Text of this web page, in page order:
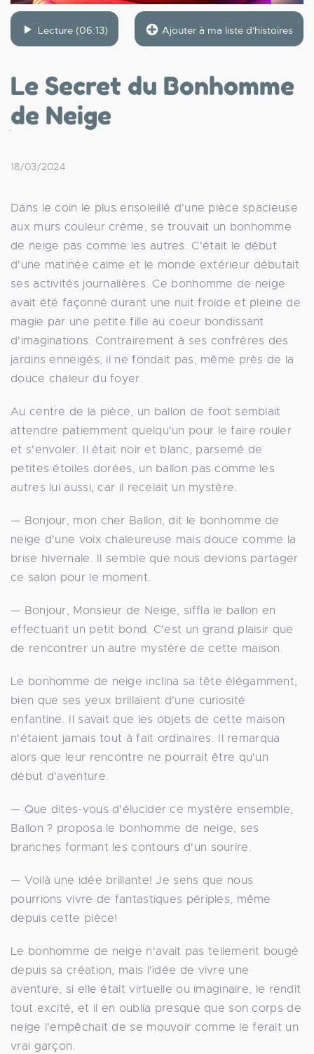
Lecture (06:13) Ajouter à ma liste d'histoires
Le Secret du Bonhomme
de Neige
18/03/2024
Dans le coin le plus ensoleillé d'une pièce spacieuse
aux murs couleur crème, se trouvait un bonhomme
de neige pas comme les autres. C'était le début
d'une matinée calme et le monde extérieur débutait
ses activités journalières. Ce bonhomme de neige
avait été façonné durant une nuit froide et pleine de
magie par une petite fille au coeur bondissant
d'imaginations. Contrairement à ses confrères des
jardins enneigés, il ne fondait pas, même près de la
douce chaleur du foyer.
Au centre de la pièce, un ballon de foot semblait
attendre patiemment quelqu'un pour le faire rouler
et s'envoler. Il était noir et blanc, parsemé de
petites étoiles dorées, un ballon pas comme les
autres lui aussi, car il recelait un mystère.
— Bonjour, mon cher Ballon, dit le bonhomme de
neige d'une voix chaleureuse mais douce comme la
brise hivernale. Il semble que nous devions partager
ce salon pour le moment.
— Bonjour, Monsieur de Neige, siffla le ballon en
effectuant un petit bond. C'est un grand plaisir que
de rencontrer un autre mystère de cette maison.
Le bonhomme de neige inclina sa tête élégamment,
bien que ses yeux brillaient d'une curiosité
enfantine. Il savait que les objets de cette maison
n'étaient jamais tout à fait ordinaires. Il remarqua
alors que leur rencontre ne pourrait être qu'un
début d'aventure.
— Que dites-vous d'élucider ce mystère ensemble,
Ballon ? proposa le bonhomme de neige, ses
branches formant les contours d'un sourire.
— Voilà une idée brillante! Je sens que nous
pourrions vivre de fantastiques périples, même
depuis cette pièce!
Le bonhomme de neige n'avait pas tellement bougé
depuis sa création, mais l'idée de vivre une
aventure, si elle était virtuelle ou imaginaire, le rendit
tout excité, et il en oublia presque que son corps de
neige l'empêchait de se mouvoir comme le ferait un
vrai garçon.